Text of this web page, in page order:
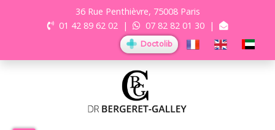
36 Rue Penthièvre, 75008 Paris
01 42 89 62 02 | 07 82 82 01 30 |
Doctolib